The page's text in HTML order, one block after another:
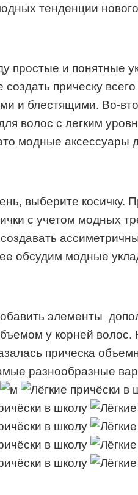
тенденции
простые и понятные
прическу
и блестящими. Во-
волос с легким
модные аксессуары
выберите косичку.
с учетом модных
обсудим модные
элементы
у корней волос.
прическа
разнообразные